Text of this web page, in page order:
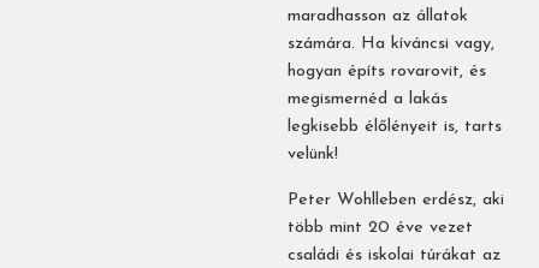
maradhasson az állatok
számára. Ha kíváncsi vagy,
hogyan építs rovarovit, és
megismernéd a lakás
legkisebb élőlényeit is, tarts
velünk!
Peter Wohlleben erdész, aki
több mint 20 éve vezet
családi és iskolai túrákat az